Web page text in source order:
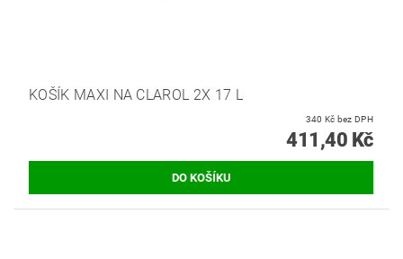
KOŠÍK MAXI NA CLAROL 2X 17 L
340 Kč bez DPH
411,40 Kč